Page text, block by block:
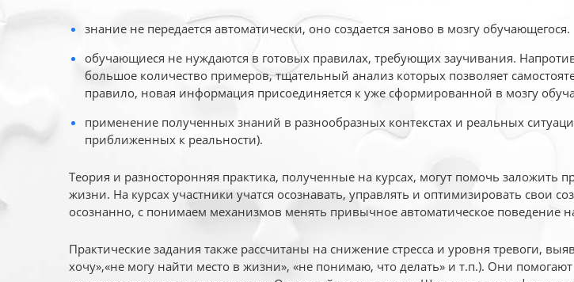
знание не передается автоматически, оно создается заново в мозгу обучающегося.
обучающиеся не нуждаются в готовых правилах, требующих заучивания.
большое количество примеров, тщательный анализ которых позволяет
правило, новая информация присоединяется к уже сформированной в мозгу
применение полученных знаний в разнообразных контекстах и реальных
приближенных к реальности).
Теория и разносторонняя практика, полученные на курсах, могут помочь
жизни. На курсах участники учатся осознавать, управлять и оптимизировать свои
осознанно, с понимаем механизмов менять привычное автоматическое поведение
Практические задания также рассчитаны на снижение стресса и уровня тревоги,
хочу»,«не могу найти место в жизни», «не понимаю, что делать» и т.п.). Они